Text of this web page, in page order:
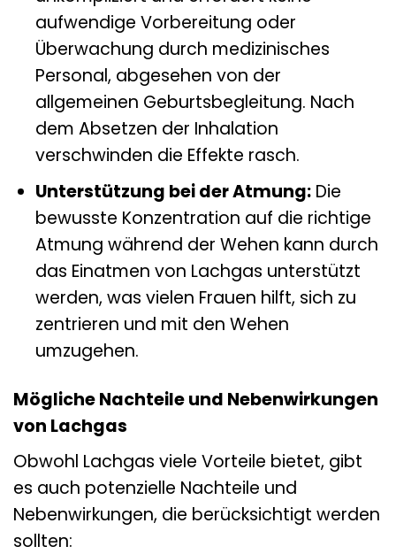
aufwendige Vorbereitung oder
Überwachung durch medizinisches
Personal, abgesehen von der
allgemeinen Geburtsbegleitung. Nach
dem Absetzen der Inhalation
verschwinden die Effekte rasch.
Unterstützung bei der Atmung:Die
bewusste Konzentration auf die richtige
Atmung während der Wehen kann durch
das Einatmen von Lachgas unterstützt
werden, was vielen Frauen hilft, sich zu
zentrieren und mit den Wehen
umzugehen.
Mögliche Nachteile und Nebenwirkungen
von Lachgas
Obwohl Lachgas viele Vorteile bietet, gibt
es auch potenzielle Nachteile und
Nebenwirkungen, die berücksichtigt werden
sollten: